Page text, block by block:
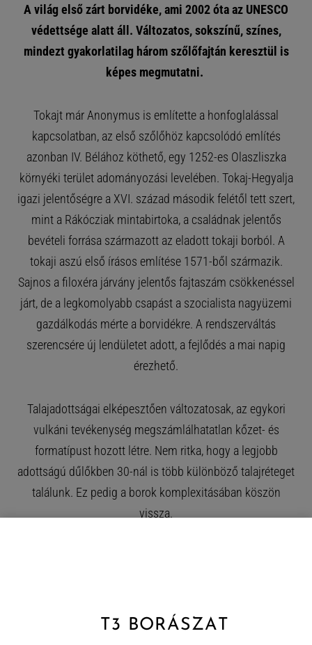
A világ első zárt borvidéke, ami 2002 óta az UNESCO
védettsége alatt áll. Változatos, sokszínű, színes,
mindezt gyakorlatilag három szőlőfajtán keresztül is
képes megmutatni.
Tokajt már Anonymus is említette a honfoglalással
kapcsolatban, az első szőlőhöz kapcsolódó említés
azonban IV. Bélához köthető, egy 1252-es Olaszliszka
környéki terület adományozási levelében. Tokaj-Hegyalja
igazi jelentőségre a XVI. század második felétől tett szert,
mint a Rákócziak mintabirtoka, a családnak jelentős
bevételi forrása származott az eladott tokaji borból. A
tokaji aszú első írásos említése 1571-ből származik.
Sajnos a filoxéra járvány jelentős fajtaszám csökkenéssel
járt, de a legkomolyabb csapást a szocialista nagyüzemi
gazdálkodás mérte a borvidékre. A rendszerváltás
szerencsére új lendületet adott, a fejlődés a mai napig
érezhető.
Talajadottságai elképesztően változatosak, az egykori
vulkáni tevékenység megszámlálhatatlan kőzet- és
formatípust hozott létre. Nem ritka, hogy a legjobb
adottságú dűlőkben 30-nál is több különböző talajréteget
találunk. Ez pedig a borok komplexitásában köszön
vissza.
szép savaknak köszönhetően hosszan érlelhető száraz
T3 BORÁSZAT